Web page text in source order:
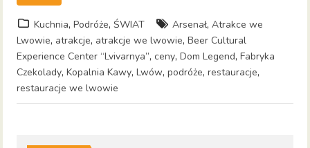
Kuchnia,Podróże,ŚWIAT Arsenał,Atrakce we
Lwowie, atrakcje, atrakcje we lwowie,Beer Cultural
Experience Center “Lvivarnya”,ceny,Dom Legend,Fabryka
Czekolady,Kopalnia Kawy,Lwów,podróże,restauracje,
restauracje we lwowie